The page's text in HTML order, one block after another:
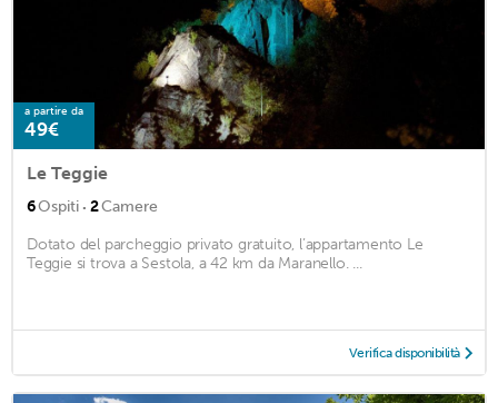
a partire da
49€
Le Teggie
6Ospiti · 2Camere
Dotato del parcheggio privato gratuito, l’appartamento Le
Teggie si trova a Sestola, a 42 km da Maranello. ...
Verifica disponibilità